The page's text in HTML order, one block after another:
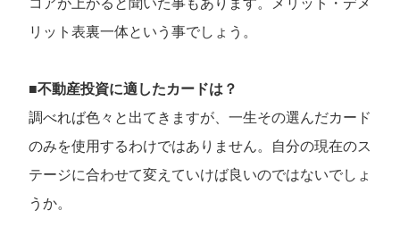
リット表裏一体という事でしょう。
■不動産投資に適したカードは？
調べれば色々と出てきますが、一生その選んだカード
のみを使用するわけではありません。自分の現在のス
テージに合わせて変えていけば良いのではないでしょ
うか。